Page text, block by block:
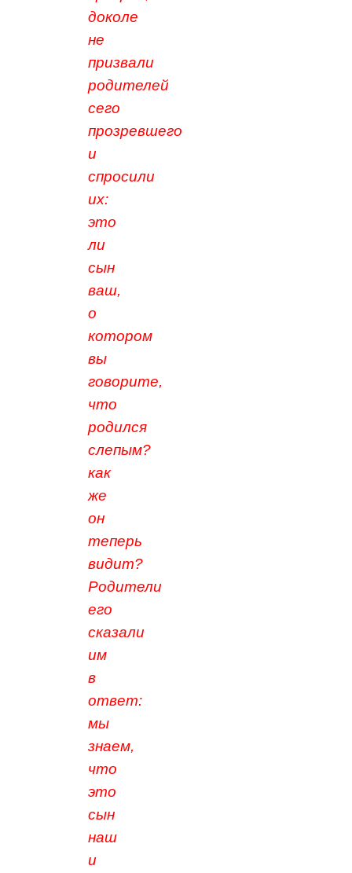
доколе
не
призвали
родителей
сего
прозревшего
и
спросили
их:
это
ли
сын
ваш,
о
котором
вы
говорите,
что
родился
слепым?
как
же
он
теперь
видит?
Родители
его
сказали
им
в
ответ:
мы
знаем,
что
это
сын
наш
и